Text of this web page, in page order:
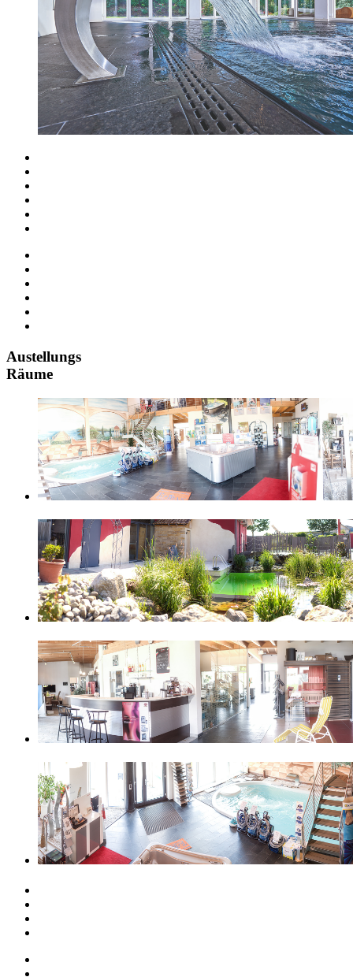
Austellungs
Räume